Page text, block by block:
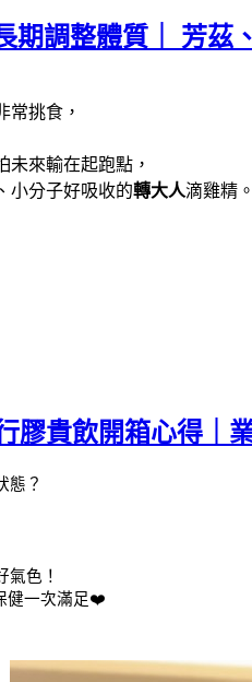
期調整體質｜ 芳
常挑食，
未來輸在起跑點，
小分子好吸收的轉大人滴雞精。
膠貴飲開箱心得
態？
氣色！
健一次滿足❤️